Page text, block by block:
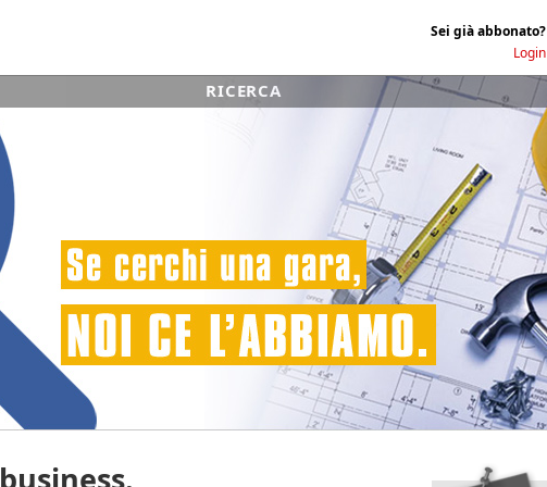
Sei già abbonato?
Login
RICERCA